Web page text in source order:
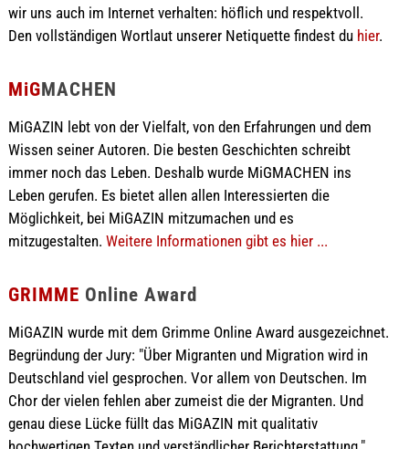
wir uns auch im Internet verhalten: höflich und respektvoll.
Den vollständigen Wortlaut unserer Netiquette findest du hier.
MiGMACHEN
MiGAZIN lebt von der Vielfalt, von den Erfahrungen und dem
Wissen seiner Autoren. Die besten Geschichten schreibt
immer noch das Leben. Deshalb wurde MiGMACHEN ins
Leben gerufen. Es bietet allen allen Interessierten die
Möglichkeit, bei MiGAZIN mitzumachen und es
mitzugestalten. Weitere Informationen gibt es hier ...
GRIMME Online Award
MiGAZIN wurde mit dem Grimme Online Award ausgezeichnet.
Begründung der Jury: "Über Migranten und Migration wird in
Deutschland viel gesprochen. Vor allem von Deutschen. Im
Chor der vielen fehlen aber zumeist die der Migranten. Und
genau diese Lücke füllt das MiGAZIN mit qualitativ